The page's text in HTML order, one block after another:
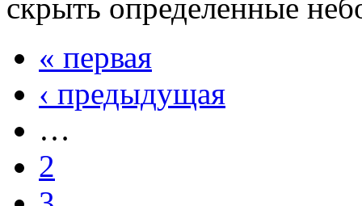
скрыть определенные
« первая
‹ предыдущая
…
2